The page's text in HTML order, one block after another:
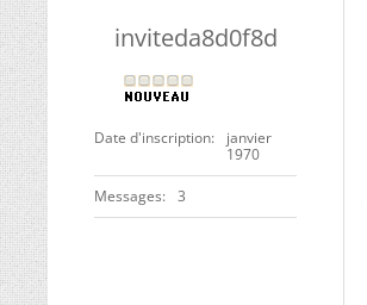
inviteda8d0f8d
Date d'inscription
janvier
1970
Messages 3